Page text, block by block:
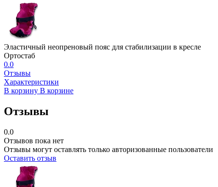
Эластичный неопреновый пояс для стабилизации в кресле
Ортостаб
0.0
Отзывы
Характеристики
В корзину В корзине
Отзывы
0.0
Отзывов пока нет
Отзывы могут оставлять только авторизованные пользователи
Оставить отзыв